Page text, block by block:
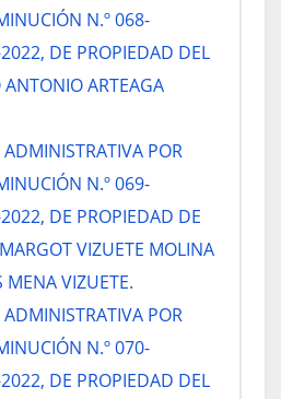
N.º 068-
DE PROPIEDAD DEL
ANTONIO ARTEAGA
POR
N.º 069-
DE PROPIEDAD DE
VIZUETE MOLINA
MENA VIZUETE.
POR
N.º 070-
DE PROPIEDAD DEL